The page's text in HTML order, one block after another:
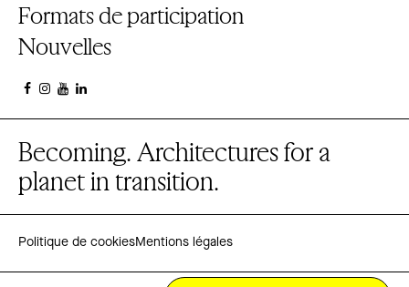
Formats de participation
Nouvelles
Becoming. Architectures for a
planet in transition.
Politique de cookiesMentions légales